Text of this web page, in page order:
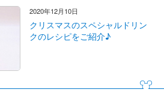
2020年12月10日
クリスマスのスペシャルドリン
クのレシピをご紹介♪